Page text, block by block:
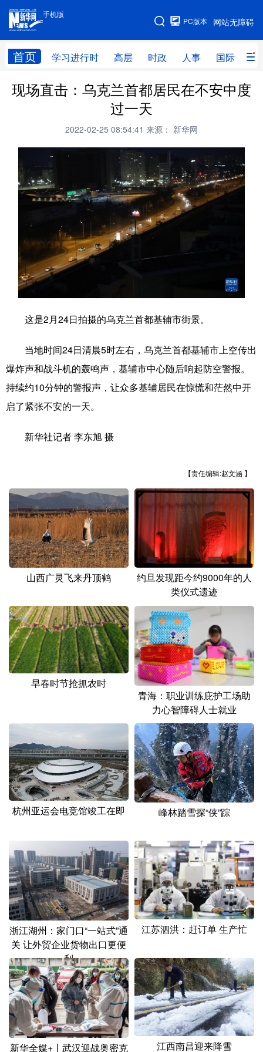
手机版
网站无障碍
PC版本
首页 学习进行时 高层 时政 人事 国际 财
手机版
网站地图
学习进行时 高层 时政 人事
全球连线
量子 体育
文化 书画 健康 军事
视频 图片
中央文件
食品 人居 信息化
学术中国 溯源中国
文化产业
地方频道
江苏
浙江 安徽 福建 江西
山东 河南 湖北 湖南
广东 广西 海南 重庆
四川 贵州 云南 西藏
陕西 甘肃 青海 宁夏
新疆 内蒙古 黑龙江
多语种频道
Français عربى
Русский язык 日本語 한국어
Deutsch Português
现场直击：乌克兰首都居民在不安中度
过一天
2022-02-25 08:54:41 来源： 新华网
这是2月24日拍摄的乌克兰首都基辅市街景。
当地时间24日清晨5时左右，乌克兰首都基辅市上空传出
爆炸声和战斗机的轰鸣声，基辅市中心随后响起防空警报。
持续约10分钟的警报声，让众多基辅居民在惊慌和茫然中开
启了紧张不安的一天。
新华社记者 李东旭 摄
【责任编辑:赵文涵 】
山西广灵飞来丹顶鹤
约旦发现距今约9000年的人
类仪式遗迹
早春时节抢抓农时
青海：职业训练庇护工场助
力心智障碍人士就业
杭州亚运会电竞馆竣工在即 峰林踏雪探“侠”踪
浙江湖州：家门口“一站式”通
关 让外贸企业货物出口更便
利
江苏泗洪：赶订单 生产忙
新华全媒+丨武汉迎战奥密克 江西南昌迎来降雪